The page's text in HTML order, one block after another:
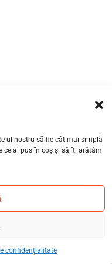
ul nostru să fie cât mai simplă
ce ai pus în coș și să îți arătăm
confidențialitate